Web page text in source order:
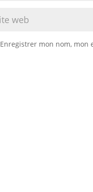
Enregistrer mon nom,